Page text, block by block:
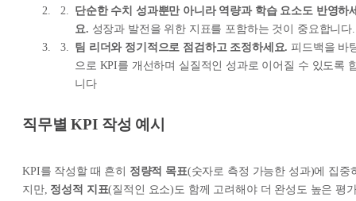
단순한 수치 성과뿐만 아니라 역량과 학습 요소도 반영하
요. 성장과 발전을 위한 지표를 포함하는 것이 중요합니다.
팀 리더와 정기적으로 점검하고 조정하세요. 피드백을 바
으로 KPI를 개선하며 실질적인 성과로 이어질 수 있도록
니다
직무별 KPI 작성 예시
KPI를 작성할 때 흔히 정량적 목표(숫자로 측정 가능한 성과)에 집중
지만, 정성적 지표(질적인 요소)도 함께 고려해야 더 완성도 높은 평